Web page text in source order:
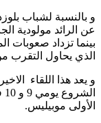
عن الرائد مولودية
بينما تزداد صعوبات
الذي يحاول التقرب
و يعد هذا اللقاء
الأولى موبيليس.